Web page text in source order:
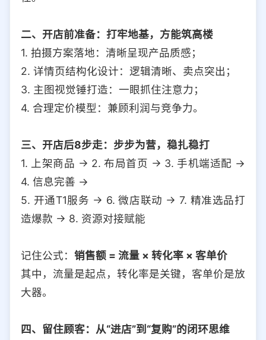
二、开店前准备：打牢地基，方能筑高楼
1. 拍摄方案落地：清晰呈现产品质感；
2. 详情页结构化设计：逻辑清晰、卖点突出；
3. 主图视觉锤打造：一眼抓住注意力；
4. 合理定价模型：兼顾利润与竞争力。
三、开店后8步走：步步为营，稳扎稳打
1. 上架商品 → 2. 布局首页 → 3. 手机端适配 →
4. 信息完善 →
5. 开通T1服务 → 6. 微店联动 → 7. 精准选品打
造爆款 → 8. 资源对接赋能
记住公式： 销售额 = 流量 × 转化率 × 客单价
其中，流量是起点，转化率是关键，客单价是放
大器。
四、留住顾客：从“进店”到“复购”的闭环思维